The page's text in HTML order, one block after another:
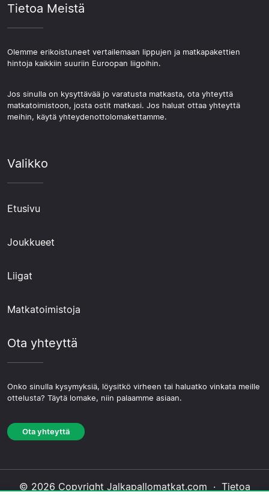
Tietoa Meistä
Olemme erikoistuneet vertailemaan lippujen ja matkapakettien
hintoja kaikkiin suuriin Euroopan liigoihin.
Jos sinulla on kysyttävää jo varatusta matkasta, ota yhteyttä
matkatoimistoon, josta ostit matkasi. Jos haluat ottaa yhteyttä
meihin, käytä yhteydenottolomakettamme.
Valikko
Etusivu
Joukkueet
Liigat
Matkatoimistoja
Ota yhteyttä
Onko sinulla kysymyksiä, löysitkö virheen tai haluatko vinkata meille
ottelusta? Täytä lomake, niin palaamme asiaan.
Ota yhteyttä
© 2026 Copyright Jalkapallomatkat.com · Tietoa